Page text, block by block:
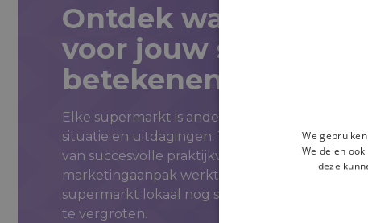
Ontdek wat lokale
voor jouw
betekenen.
Elke supermarkt is anders. Daarom kijken we
situatie en uitdagingen. Tijdens het gesprek
van succesvolle praktijkvoorbeelden zien hoe
marketingaanpak werkt. Je ontdekt welke
supermarkt lokaal nog sterker op de kaart te
te vergroten.
We
We delen
deze